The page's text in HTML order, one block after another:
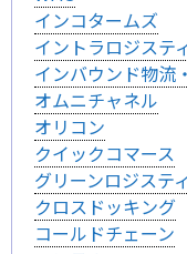
インコタームズ
イントラロジステ
インバウンド物流
オムニチャネル
オリコン
クイックコマース
グリーンロジステ
クロスドッキング
コールドチェーン